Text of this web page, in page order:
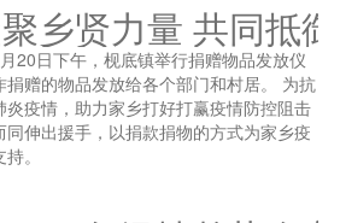
乡贤力量 共同抵
20日下午，枧底镇举行捐赠物品发放仪
赠的物品发放给各个部门和村居。 为抗
疫情，助力家乡打好打赢疫情防控阻击
伸出援手，以捐款捐物的方式为家乡疫
。